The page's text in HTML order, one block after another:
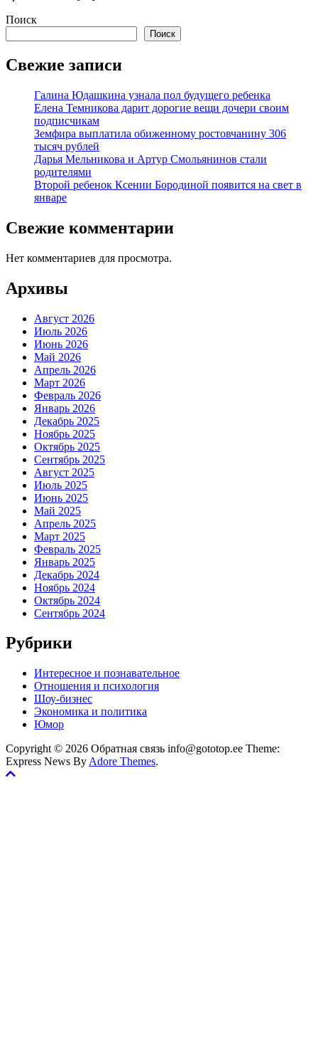
Поиск
Поиск
Свежие записи
Галина Юдашкина узнала пол будущего ребенка
Елена Темникова дарит дорогие вещи дочери своим
подписчикам
Земфира выплатила обиженному ростовчанину 306
тысяч рублей
Дарья Мельникова и Артур Смольянинов стали
родителями
Второй ребенок Ксении Бородиной появится на свет в
январе
Свежие комментарии
Нет комментариев для просмотра.
Архивы
Август 2026
Июль 2026
Июнь 2026
Май 2026
Апрель 2026
Март 2026
Февраль 2026
Январь 2026
Декабрь 2025
Ноябрь 2025
Октябрь 2025
Сентябрь 2025
Август 2025
Июль 2025
Июнь 2025
Май 2025
Апрель 2025
Март 2025
Февраль 2025
Январь 2025
Декабрь 2024
Ноябрь 2024
Октябрь 2024
Сентябрь 2024
Рубрики
Интересное и познавательное
Отношения и психология
Шоу-бизнес
Экономика и политика
Юмор
Copyright © 2026 Обратная связь info@gototop.ee Theme:
Express News By Adore Themes.